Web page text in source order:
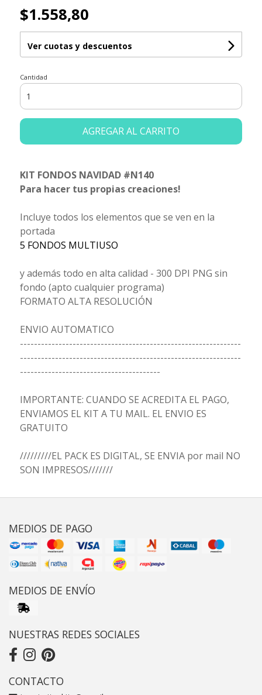
$1.558,80
Ver cuotas y descuentos
Cantidad
AGREGAR AL CARRITO
KIT FONDOS NAVIDAD #N140
Para hacer tus propias creaciones!
Incluye todos los elementos que se ven en la
portada
5 FONDOS MULTIUSO
y además todo en alta calidad - 300 DPI PNG sin
fondo (apto cualquier programa)
FORMATO ALTA RESOLUCIÓN
ENVIO AUTOMATICO
---------------------------------------------------------------
---------------------------------------------------------------
----------------------------------------
IMPORTANTE: CUANDO SE ACREDITA EL PAGO,
ENVIAMOS EL KIT A TU MAIL. EL ENVIO ES
GRATUITO
/////////EL PACK ES DIGITAL, SE ENVIA por mail NO
SON IMPRESOS///////
MEDIOS DE PAGO
MEDIOS DE ENVÍO
NUESTRAS REDES SOCIALES
CONTACTO